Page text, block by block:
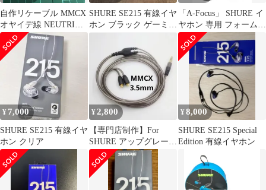
自作リケーブル MMCX
オヤイデ線 NEUTRIK
3.5mm 約240cm
SHURE SE215 有線イヤ
ホン ブラック ゲーミン
「A-Focus」 SHURE イ
ヤホン 専用 フォーム・
イヤーパッド SE215 フ
ォームイヤーパッド
SE112 フォーム イヤパ
ッド SE535 フォーム イ
ヤーチップ イヤーピー
ス SML3サイズ3ペア入
り メモリ ソフト 快適
フォーム SHURE
¥ 7,000
SHURE SE215 有線イヤ
ホン クリア
¥2,800
【専門店制作】For
SHURE アップグレード
ケーブル グレー
¥8,000
SHURE SE215 Special
Edition 有線イヤホン